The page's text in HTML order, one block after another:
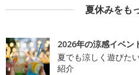
夏休みをも
2026年の涼感イベン
夏でも涼しく遊びた
紹介